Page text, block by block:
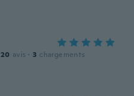
20 avis · 3 chargements